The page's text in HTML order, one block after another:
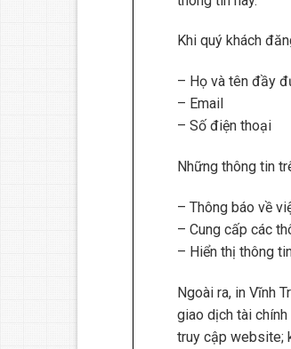
Khi quý khách
– Họ và tên đầy
– Email
– Số điện thoại
Những thông tin
– Thông báo về
– Cung cấp các
– Hiển thị thông
Ngoài ra, in Vĩnh
giao dịch tài
truy cập website;